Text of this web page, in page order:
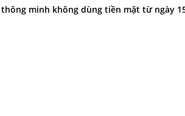
minh không dùng tiền mặt từ ngày